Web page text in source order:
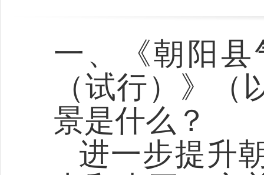
一、《朝阳 县
（试行）》
景是什么？
进一步提升